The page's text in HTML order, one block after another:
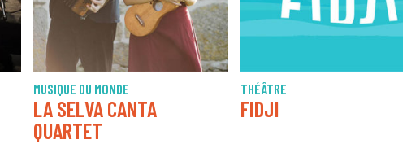
MUSIQUE DU MONDE
LA SELVA CANTA
QUARTET
THÉÂTRE
FIDJI